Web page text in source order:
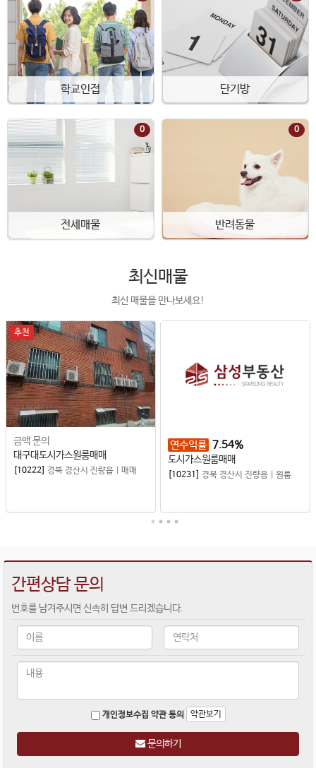
학교인접 단기방
0
전세매물
0
반려동물
최신매물
최신 매물을 만나보세요!
추천
금액 문의
대구대도시가스원룸매매
[10222] 경북 경산시 진량읍 매매
연수익률 7.54%
도시가스원룸매매
[10231] 경북 경산시 진량읍 원룸
간편상담 문의
번호를 남겨주시면 신속히 답변 드리겠습니다.
개인정보수집 약관 동의 약관보기
문의하기